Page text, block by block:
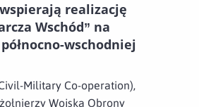
realizację
Wschód” na
wschodniej
Military Co-operation),
Wojska Obrony